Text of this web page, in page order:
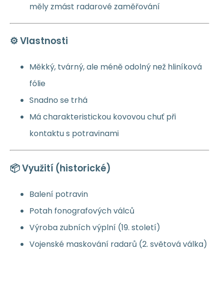
měly zmást radarové zaměřování
⚙️ Vlastnosti
Měkký, tvárný, ale méně odolný než hliníková
fólie
Snadno se trhá
Má charakteristickou kovovou chuť při
kontaktu s potravinami
📦 Využití (historické)
Balení potravin
Potah fonografových válců
Výroba zubních výplní (19. století)
Vojenské maskování radarů (2. světová válka)